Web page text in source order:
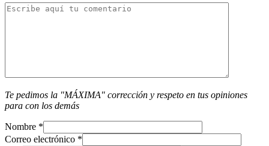
Te pedimos la "MÁXIMA" corrección y respeto en tus opiniones
para con los demás
Nombre *
Correo electrónico *